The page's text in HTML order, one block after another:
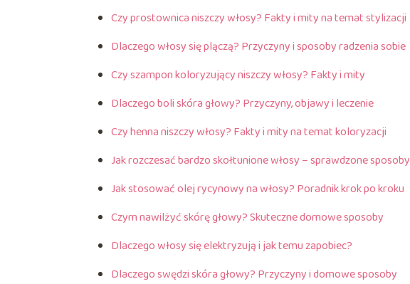
Czy prostownica niszczy włosy? Fakty i mity na temat stylizacji
Dlaczego włosy się plączą? Przyczyny i sposoby radzenia sobie
Czy szampon koloryzujący niszczy włosy? Fakty i mity
Dlaczego boli skóra głowy? Przyczyny, objawy i leczenie
Czy henna niszczy włosy? Fakty i mity na temat koloryzacji
Jak rozczesać bardzo skołtunione włosy – sprawdzone sposoby
Jak stosować olej rycynowy na włosy? Poradnik krok po kroku
Czym nawilżyć skórę głowy? Skuteczne domowe sposoby
Dlaczego włosy się elektryzują i jak temu zapobiec?
Dlaczego swędzi skóra głowy? Przyczyny i domowe sposoby